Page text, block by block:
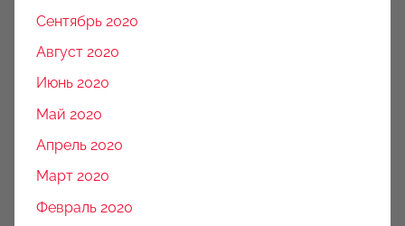
Сентябрь 2020
Август 2020
Июнь 2020
Май 2020
Апрель 2020
Март 2020
Февраль 2020